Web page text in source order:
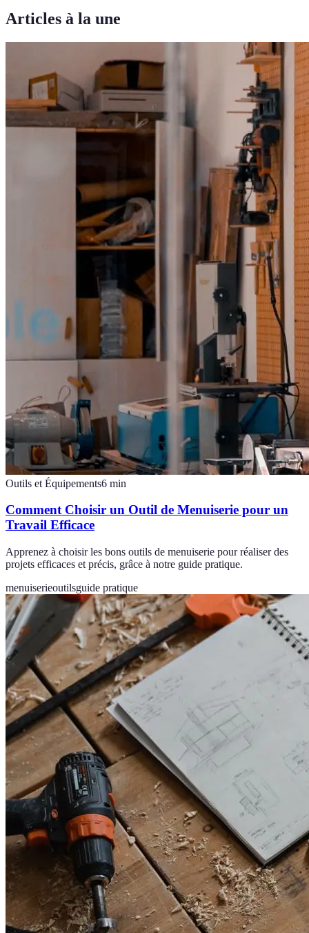
Articles à la une
Outils et Équipements6 min
Comment Choisir un Outil de Menuiserie pour un
Travail Efficace
Apprenez à choisir les bons outils de menuiserie pour réaliser des
projets efficaces et précis, grâce à notre guide pratique.
menuiserieoutilsguide pratique